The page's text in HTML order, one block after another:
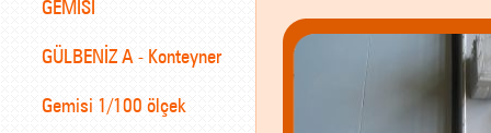
GEMİSİ
GÜLBENİZ A - Konteyner
Gemisi 1/100 ölçek